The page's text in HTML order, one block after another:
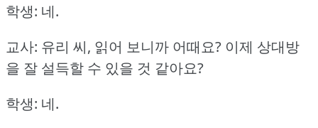
학생: 네.
교사: 유리 씨, 읽어 보니까 어때요? 이제 상대방
을 잘 설득할 수 있을 것 같아요?
학생: 네.